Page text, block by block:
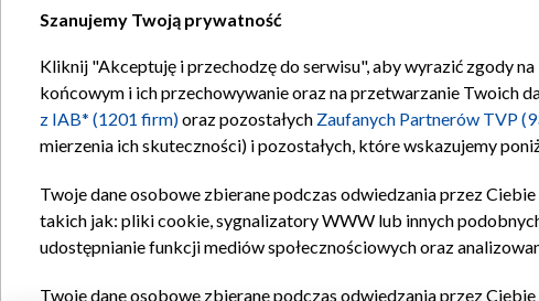
Regulamin TVP
Szanujemy Twoją prywatność
Kliknij "Akceptuję i przechodzę do serwisu", aby wyrazić zgody
końcowym i ich przechowywanie oraz na przetwarzanie Twoich
z IAB* (1201 firm)oraz pozostałych Zaufanych Partnerów TVP
mierzenia ich skuteczności) i pozostałych, które wskazujemy
Twoje dane osobowe zbierane podczas odwiedzania przez Ciebie
takich jak: pliki cookie, sygnalizatory WWW lub innych
udostępnianie funkcji mediów społecznościowych oraz
Twoje dane osobowe zbierane podczas odwiedzania przez Ciebie